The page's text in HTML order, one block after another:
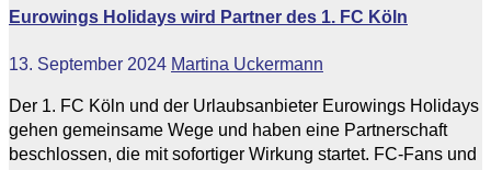
Eurowings Holidays wird Partner des 1. FC Köln
13. September 2024 Martina Uckermann
Der 1. FC Köln und der Urlaubsanbieter Eurowings Holidays
gehen gemeinsame Wege und haben eine Partnerschaft
beschlossen, die mit sofortiger Wirkung startet. FC-Fans und